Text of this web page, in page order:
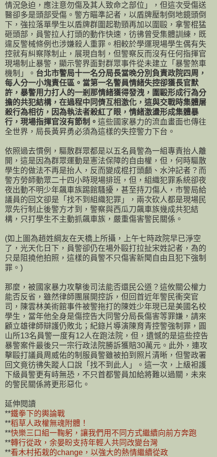
情況急迫，應注意勿傷及其人致命之部位」，但這次受傷送
醫卻多是頭部受傷。警方瞄準記者，以盾牌壓制倒地鏡頭倒
下，強拉落單學生以盾牌群圍起勒頸再加以圍毆，拿警棍猛
砸頭部，員警拉人打頭的動作快速，彷彿曾受集體訓練，既
違反警械條例也涉嫌殺人重罪。相較於學運現場學生偶有失
控就有糾察隊制止，展現自制，但警察反而沒有任何指揮官
現場制止暴警，顯示警界面對群眾事件從未建立「暴警煞車
機制」。 台北市警局十一名分局長當晚分別負責政院四周，
每人分一小塊責任區。當第一名警員情緒失控卻獲長官默
許，暴警用力打人的一剎那情緒獲得發洩，圍毆形成行為分
擔的共犯結構，在過程中同儕互相激化，這與交戰時集體屠
殺行為相彷，因為執法者殺紅了眼，情緒激盪形成集體暴
行，現場指揮官沒有節制。 這些國家暴力的流血畫面也傳往
全世界，局長黃昇勇必須為這樣的失控警力下台。
依照過去慣例，驅散群眾都是以五名員警為一組專責抬人離
開，這是因為群眾運動是憲法保障的自由權，但，何時驅散
學生的做法不再是抬人，反而變成棍打頭顱、水沖記者？而
警方勞師動眾二十四小時現場排班，但，組織犯罪系統卻夜
夜出動不明少年飆車族踢館騷擾，甚至持刀傷人，市警局給
議員的回文卻是「找不到組織犯罪」，兩次砍人都是現場民
眾先行制止後警方才到，警察與西瓜刀飆車族幾成共犯結
構，只打學生不主動抓飆車族，嚴重傷害警民關係。
(如上圖為趙姓綱友在天橋上所攝，上午七時政院早已淨空
了，光天化日下，員警卻仍在場外毆打拉扯宋姓記者，為的
只是阻撓他拍照，這樣的員警不只傷害新聞自由且犯下強制
罪。)
那麼，被國家暴力攻擊後司法能否還民公道？這攸關公權力
能否反省，雖然律師團展開控訴，但回首近年警民衝突官
司，陳雲林美術館事件被警拖打的陳姓少年現已是美國名校
學生，當年他全身是傷控告大同警分局長傷害等罪嫌，請來
顧立雄律師辯護仍敗北；紀錄片導演陳育青控警強制罪，圓
山所13名員警一度有12人在跑法院，但，遺憾的是這些控告
暴警案件最後只一宗行政法院勝訴獲賠30萬元。此外，連攻
擊毆打議員周威佑的制服員警雖被拍到照片清晰，但警政署
回文竟彷彿失蹤人口說「找不到此人」。這一次，上級袒護
下級員警更有峙無恐，不只首都警員加給將難以過關，未來
的警民關係將更形惡化。
延伸閱讀
**鐵拳下的輿論戰
**稻草人政權無魂附體！
**快樂三口組一鞠躬，讓我們用不同方式繼續向前方奔跑
**轉行從政，余晏盼支持年輕人共同改變台灣
**看木村拓栽的change，以強大的熱情繼續從政